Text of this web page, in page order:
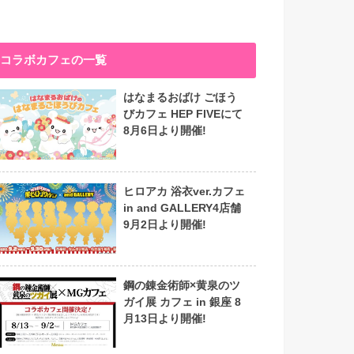
コラボカフェの一覧
はなまるおばけ ごほう
びカフェ HEP FIVEにて
8月6日より開催!
ヒロアカ 浴衣ver.カフェ
in and GALLERY4店舗
9月2日より開催!
鋼の錬金術師×黄泉のツ
ガイ展 カフェ in 銀座 8
月13日より開催!